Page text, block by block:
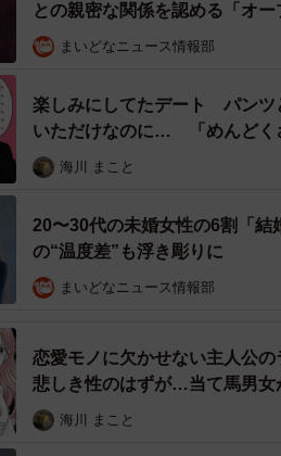
テルでアルバイトをしていると
プルか否かみたいな見分けがつく
のコメントや反響へのご感想を。
りに凄まじい反響で驚いていま
活圏にあるラブホテルを無警戒
あるときは、少し自分の生活圏
用する際はぜひ白秋さんのお話を
との親密な関係を認める「オ
まいどなニュース情報部
楽しみにしてたデート パンツ
いただけなのに… 「めんどく
画】
海川 まこと
20〜30代の未婚女性の6割「
の“温度差”も浮き彫りに
まいどなニュース情報部
恋愛モノに欠かせない主人公
悲しき性のはずが…当て馬男女
海川 まこと